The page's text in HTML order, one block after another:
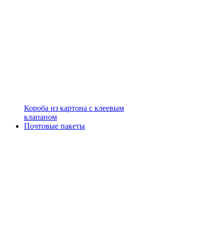
Короба из картона с клеевым
клапаном
Почтовые пакеты